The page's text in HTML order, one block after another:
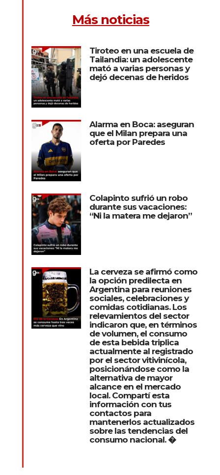
Más noticias
Tiroteo en una escuela de
Tailandia: un adolescente
mató a varias personas y
dejó decenas de heridos
Alarma en Boca: aseguran
que el Milan prepara una
oferta por Paredes
Colapinto sufrió un robo
durante sus vacaciones:
“Ni la matera me dejaron”
La cerveza se afirmó como
la opción predilecta en
Argentina para reuniones
sociales, celebraciones y
comidas cotidianas. Los
relevamientos del sector
indicaron que, en términos
de volumen, el consumo
de esta bebida triplica
actualmente al registrado
por el sector vitivinícola,
posicionándose como la
alternativa de mayor
alcance en el mercado
local. Compartí esta
información con tus
contactos para
mantenerlos actualizados
sobre las tendencias del
consumo nacional. �